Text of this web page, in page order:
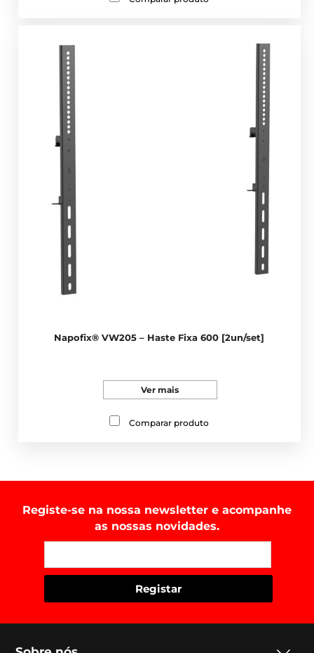
Napofix® VW205 – Haste Fixa 600 [2un/set]
Ver mais
Comparar produto
Registe-se na nossa newsletter e acompanhe
as nossas novidades.